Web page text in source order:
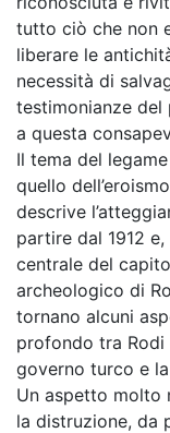
tutto ciò che non
liberare le
necessità di
testimonianze del
a questa
Il tema del
quello
descrive
partire dal 1912
centrale del
archeologico di
tornano alcuni
profondo tra Rodi
governo turco e
Un aspetto molto
la distruzione, da